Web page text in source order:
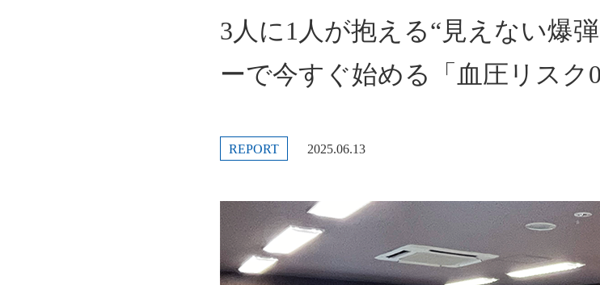
3人に1人が抱える“見えない爆
ーで今すぐ始める「血圧リスク0
REPORT 2025.06.13